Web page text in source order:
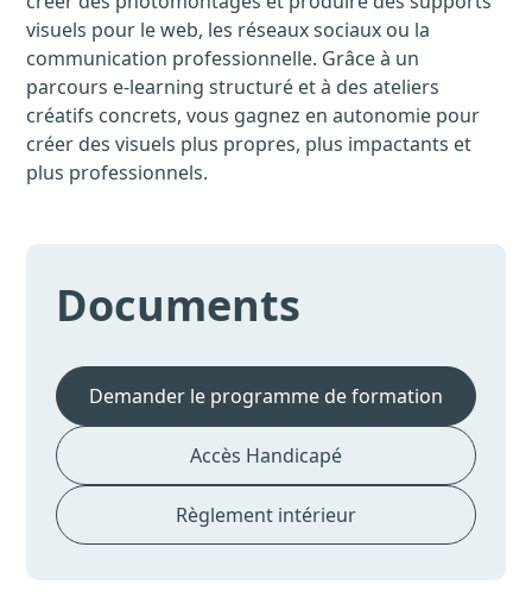
visuels pour le web, les réseaux sociaux ou la
communication professionnelle. Grâce à un
parcours e-learning structuré et à des ateliers
créatifs concrets, vous gagnez en autonomie pour
créer des visuels plus propres, plus impactants et
plus professionnels.
Documents
Demander le programme de formation
Accès Handicapé
Règlement intérieur